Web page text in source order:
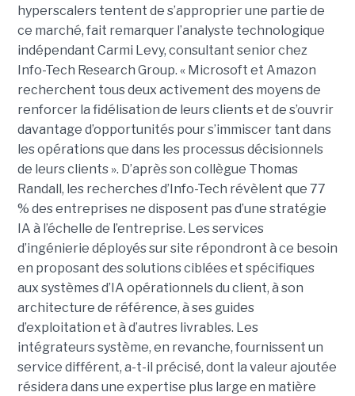
hyperscalers tentent de s’approprier une partie de
ce marché, fait remarquer l’analyste technologique
indépendant Carmi Levy, consultant senior chez
Info-Tech Research Group. « Microsoft et Amazon
recherchent tous deux activement des moyens de
renforcer la fidélisation de leurs clients et de s’ouvrir
davantage d’opportunités pour s’immiscer tant dans
les opérations que dans les processus décisionnels
de leurs clients ». D’après son collègue Thomas
Randall, les recherches d’Info-Tech révèlent que 77
% des entreprises ne disposent pas d’une stratégie
IA à l’échelle de l’entreprise. Les services
d’ingénierie déployés sur site répondront à ce besoin
en proposant des solutions ciblées et spécifiques
aux systèmes d’IA opérationnels du client, à son
architecture de référence, à ses guides
d’exploitation et à d’autres livrables. Les
intégrateurs système, en revanche, fournissent un
service différent, a-t-il précisé, dont la valeur ajoutée
résidera dans une expertise plus large en matière